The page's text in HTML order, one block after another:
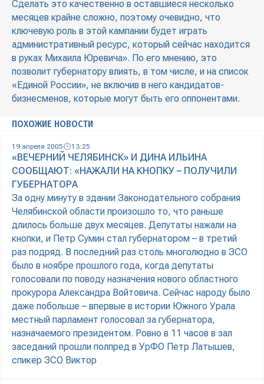
Сделать это качественно в оставшиеся несколько
месяцев крайне сложно, поэтому очевидно, что
ключевую роль в этой кампании будет играть
административный ресурс, который сейчас находится
в руках Михаила Юревича». По его мнению, это
позволит губернатору влиять, в том числе, и на список
«Единой России», не включив в него кандидатов-
бизнесменов, которые могут быть его оппонентами.
ПОХОЖИЕ НОВОСТИ
19 апреля 2005 13:25
«ВЕЧЕРНИЙ ЧЕЛЯБИНСК» И ДИНА ИЛЬИНА
СООБЩАЮТ: «НАЖАЛИ НА КНОПКУ – ПОЛУЧИЛИ
ГУБЕРНАТОРА
За одну минуту в здании Законодательного собрания
Челябинской области произошло то, что раньше
длилось больше двух месяцев. Депутаты нажали на
кнопки, и Петр Сумин стал губернатором – в третий
раз подряд. В последний раз столь многолюдно в ЗСО
было в ноябре прошлого года, когда депутаты
голосовали по поводу назначения нового областного
прокурора Александра Войтовича. Сейчас народу было
даже побольше – впервые в истории Южного Урала
местный парламент голосовал за губернатора,
назначаемого президентом. Ровно в 11 часов в зал
заседаний прошли полпред в УрФО Петр Латышев,
спикер ЗСО Виктор